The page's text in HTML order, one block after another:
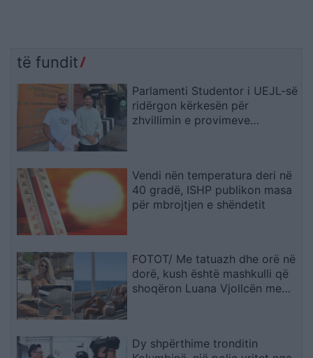
të fundit
Parlamenti Studentor i UEJL-së
ridërgon kërkesën për
zhvillimin e provimeve
Vendi nën temperatura deri në
40 gradë, ISHP publikon masa
për mbrojtjen e shëndetit
FOTOT/ Me tatuazh dhe orë në
dorë, kush është mashkulli që
shoqëron Luana Vjollcën me
Dy shpërthime tronditin